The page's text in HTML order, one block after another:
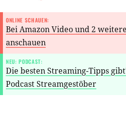
ONLINE SCHAUEN:
Bei Amazon Video und 2
anschauen
NEU: PODCAST:
Die besten Streaming-Tipps
Podcast Streamgestöber